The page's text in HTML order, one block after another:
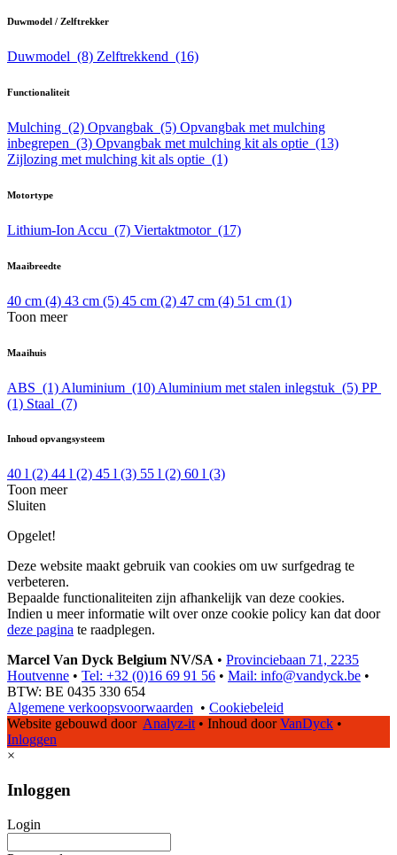
Duwmodel / Zelftrekker
Duwmodel (8) Zelftrekkend (16)
Functionaliteit
Mulching (2) Opvangbak (5) Opvangbak met mulching
inbegrepen (3) Opvangbak met mulching kit als optie (13)
Zijlozing met mulching kit als optie (1)
Motortype
Lithium-Ion Accu (7) Viertaktmotor (17)
Maaibreedte
40 cm (4) 43 cm (5) 45 cm (2) 47 cm (4) 51 cm (1)
Toon meer
Maaihuis
ABS (1) Aluminium (10) Aluminium met stalen inlegstuk (5) PP
(1) Staal (7)
Inhoud opvangsysteem
40 l (2) 44 l (2) 45 l (3) 55 l (2) 60 l (3)
Toon meer
Sluiten
Opgelet!
Deze website maakt gebruik van cookies om uw surfgedrag te
verbeteren.
Bepaalde functionaliteiten zijn afhankelijk van deze cookies.
Indien u meer informatie wilt over onze cookie policy kan dat door
deze pagina te raadplegen.
Marcel Van Dyck Belgium NV/SA • Provinciebaan 71, 2235
Houtvenne • Tel: +32 (0)16 69 91 56 • Mail: info@vandyck.be •
BTW: BE 0435 330 654
Algemene verkoopsvoorwaarden • Cookiebeleid
Website gebouwd door Analyz-it • Inhoud doorVanDyck •
Inloggen
×
Inloggen
Login